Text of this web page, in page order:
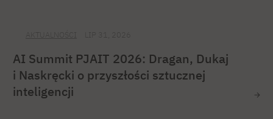
AI Summit PJAIT 2026: Dragan, Dukaj
i Naskręcki o przyszłości sztucznej
inteligencji